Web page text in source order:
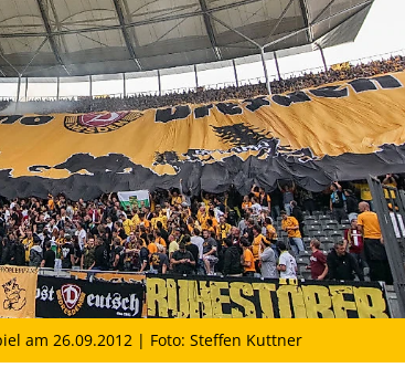
am 26.09.2012 | Foto: Steffen Kuttner